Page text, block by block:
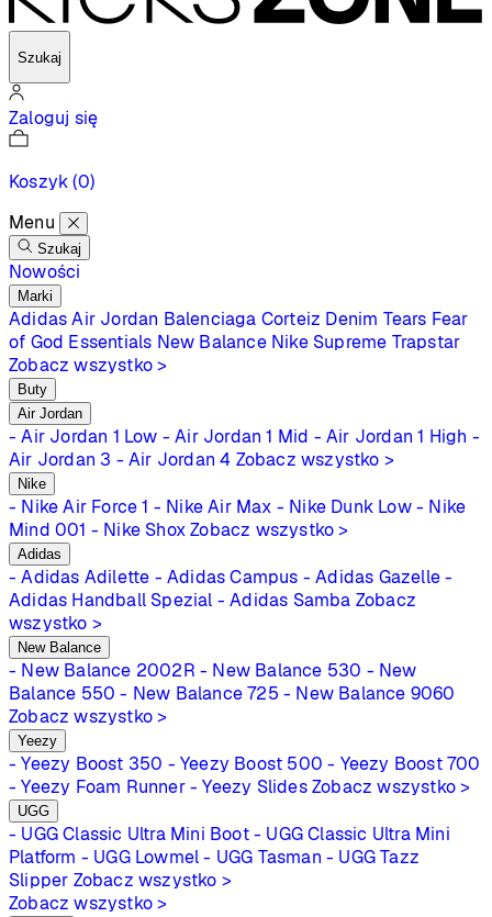
Szukaj
Zaloguj się
Koszyk(0)
Menu
Szukaj
Nowości
Marki
Adidas Air Jordan Balenciaga Corteiz Denim Tears Fear
of God Essentials New Balance Nike Supreme Trapstar
Zobacz wszystko >
Buty
Air Jordan
- Air Jordan 1 Low - Air Jordan 1 Mid - Air Jordan 1 High -
Air Jordan 3 - Air Jordan 4 Zobacz wszystko >
Nike
- Nike Air Force 1 - Nike Air Max - Nike Dunk Low - Nike
Mind 001 - Nike Shox Zobacz wszystko >
Adidas
- Adidas Adilette - Adidas Campus - Adidas Gazelle -
Adidas Handball Spezial - Adidas Samba Zobacz
wszystko >
New Balance
- New Balance 2002R - New Balance 530 - New
Balance 550 - New Balance 725 - New Balance 9060
Zobacz wszystko >
Yeezy
- Yeezy Boost 350 - Yeezy Boost 500 - Yeezy Boost 700
- Yeezy Foam Runner - Yeezy Slides Zobacz wszystko >
UGG
- UGG Classic Ultra Mini Boot - UGG Classic Ultra Mini
Platform - UGG Lowmel - UGG Tasman - UGG Tazz
Slipper Zobacz wszystko >
Zobacz wszystko >